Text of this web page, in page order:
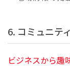
6. コミュニテ
ビジネスから趣